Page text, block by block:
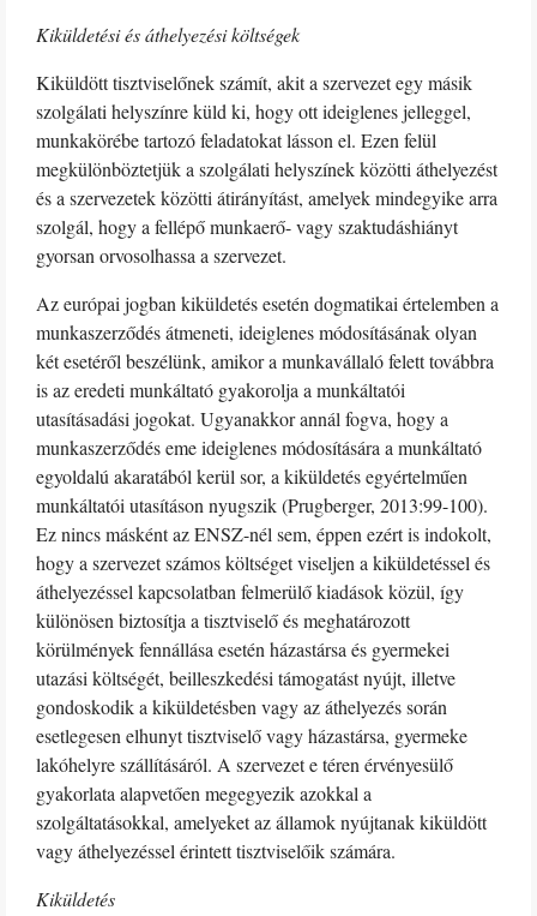
Kiküldetési és áthelyezési költségek
Kiküldött tisztviselőnek számít, akit a szervezet egy másik
szolgálati helyszínre küld ki, hogy ott ideiglenes jelleggel,
munkakörébe tartozó feladatokat lásson el. Ezen felül
megkülönböztetjük a szolgálati helyszínek közötti áthelyezést
és a szervezetek közötti átirányítást, amelyek mindegyike arra
szolgál, hogy a fellépő munkaerő- vagy szaktudáshiányt
gyorsan orvosolhassa a szervezet.
Az európai jogban kiküldetés esetén dogmatikai értelemben a
munkaszerződés átmeneti, ideiglenes módosításának olyan
két esetéről beszélünk, amikor a munkavállaló felett továbbra
is az eredeti munkáltató gyakorolja a munkáltatói
utasításadási jogokat. Ugyanakkor annál fogva, hogy a
munkaszerződés eme ideiglenes módosítására a munkáltató
egyoldalú akaratából kerül sor, a kiküldetés egyértelműen
munkáltatói utasításon nyugszik (Prugberger, 2013:99-100).
Ez nincs másként az ENSZ-nél sem, éppen ezért is indokolt,
hogy a szervezet számos költséget viseljen a kiküldetéssel és
áthelyezéssel kapcsolatban felmerülő kiadások közül, így
különösen biztosítja a tisztviselő és meghatározott
körülmények fennállása esetén házastársa és gyermekei
utazási költségét, beilleszkedési támogatást nyújt, illetve
gondoskodik a kiküldetésben vagy az áthelyezés során
esetlegesen elhunyt tisztviselő vagy házastársa, gyermeke
lakóhelyre szállításáról. A szervezet e téren érvényesülő
gyakorlata alapvetően megegyezik azokkal a
szolgáltatásokkal, amelyeket az államok nyújtanak kiküldött
vagy áthelyezéssel érintett tisztviselőik számára.
Kiküldetés